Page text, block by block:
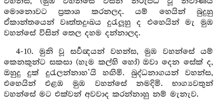
මොනොවට ප්‍රකාශ කරනලද. යම් හෙයින් බුදුහු
ඒකාන්තයෙන් වෘත්තදුඃඛය දුරැලූහු ද එහෙයින් මැ මුඹ
වහන්සේ විසින් තෙල දහම දන්නාලද.
4-10. මුනි වූ සර්‍වඥයන් වහන්ස, මුඹ වහන්සේ යම්
කෙනකුන්ට සකසා (හැම කල්හි හෝ) ඔවා දෙන සේක් ද,
ඔහුදු දුක් දුරැලන්නාහ’යි හඟිමි. බුද්ධනාගයන් වහන්ස,
එහෙයින් එළඹ මුඹ වහන්සේ නමදිමි. භාග්‍යවතුන්
වහන්සේ මට එක්වන් අවවාද කරන්නාහු නම් මැනැව.